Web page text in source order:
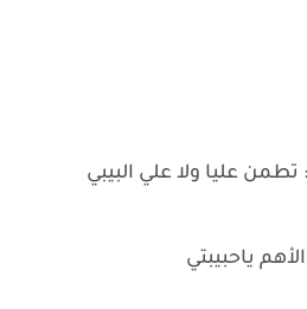
تطمن عليا ولا علي البيبي
ياحبيبتي